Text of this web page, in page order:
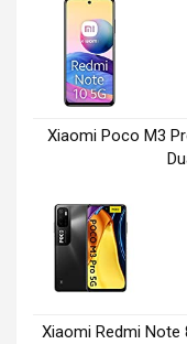
Xiaomi Poco M3
Xiaomi Redmi Note